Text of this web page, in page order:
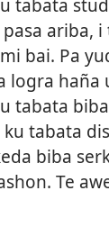
tabata
ariba, i
bai. Pa
logra haña
tabata
ku tabata
biba
Te